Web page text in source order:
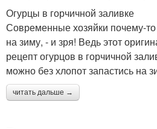
Огурцы в горчичной заливке
Современные хозяйки почему-
на зиму, - и зря! Ведь этот
рецепт огурцов в горчичной
можно без хлопот запастись на
читать дальше →